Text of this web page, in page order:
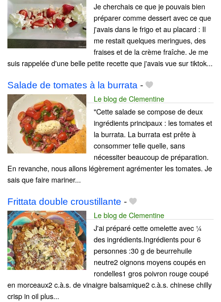
Je cherchais ce que je pouvais bien
préparer comme dessert avec ce que
j'avais dans le frigo et au placard : Il
me restait quelques meringues, des
fraises et de la crème fraîche. Je me
suis rappelée d'une belle petite recette que j'avais vue sur tiktok...
Salade de tomates à la burrata -
Le blog de Clementine
"Cette salade se compose de deux
ingrédients principaux : les tomates et
la burrata. La burrata est prête à
consommer telle quelle, sans
nécessiter beaucoup de préparation.
En revanche, nous allons légèrement agrémenter les tomates. Je
sais que faire mariner...
Frittata double croustillante -
Le blog de Clementine
J'ai préparé cette omelette avec ¼
des ingrédients.Ingrédients pour 6
personnes :30 g de beurrehuile
neutre2 oignons moyens coupés en
rondelles1 gros poivron rouge coupé
en morceaux2 c.à.s. de vinaigre balsamique2 c.à.s. chinese chilly
crisp in oil plus...